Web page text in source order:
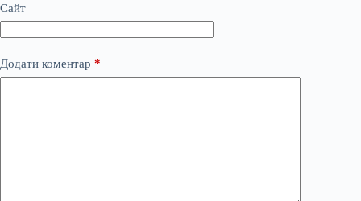
Сайт
Додати коментар *